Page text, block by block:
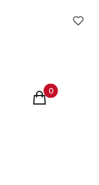
Produkty w
Koszyk